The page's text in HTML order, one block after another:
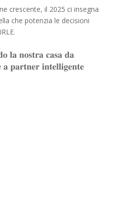
crescente, il 2025 ci insegna
che potenzia le decisioni
𝐥𝐚 𝐧𝐨𝐬𝐭𝐫𝐚 𝐜𝐚𝐬𝐚 𝐝𝐚
𝐩𝐚𝐫𝐭𝐧𝐞𝐫 𝐢𝐧𝐭𝐞𝐥𝐥𝐢𝐠𝐞𝐧𝐭𝐞